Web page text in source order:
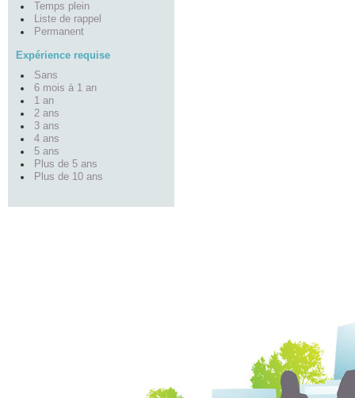
Temps plein
Liste de rappel
Permanent
Expérience requise
Sans
6 mois à 1 an
1 an
2 ans
3 ans
4 ans
5 ans
Plus de 5 ans
Plus de 10 ans